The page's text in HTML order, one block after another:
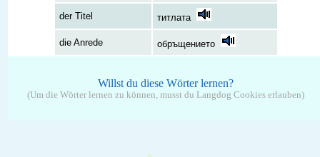
der Titel титлата
die Anrede обръщението
Willst du diese Wörter lernen?
(Um die Wörter lernen zu können, musst du Langdog Cookies erlauben)